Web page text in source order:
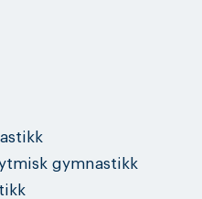
gymnastikk